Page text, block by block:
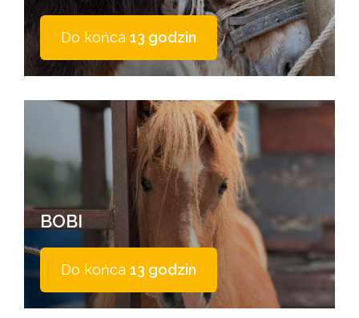
Do końca 13 godzin
BOBI
Do końca 13 godzin